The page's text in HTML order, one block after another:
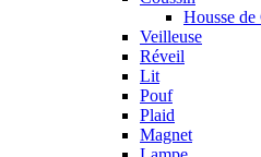
Housse de
Veilleuse
Réveil
Lit
Pouf
Plaid
Magnet